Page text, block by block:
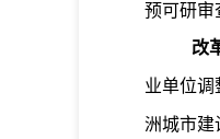
预可研审
改
业单位
洲城市建